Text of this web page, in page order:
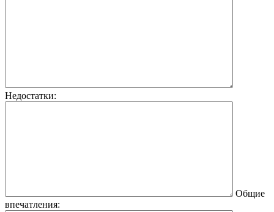
Недостатки:
Общие
впечатления: